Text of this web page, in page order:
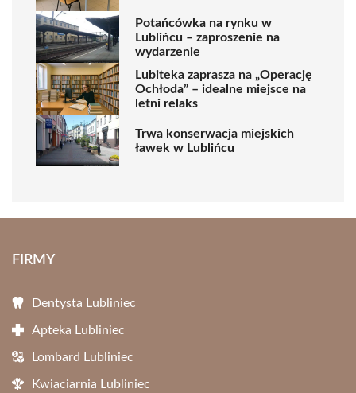
Potańcówka na rynku w
Lublińcu – zaproszenie na
wydarzenie
Lubiteka zaprasza na „Operację
Ochłoda” – idealne miejsce na
letni relaks
Trwa konserwacja miejskich
ławek w Lublińcu
FIRMY
Dentysta Lubliniec
Apteka Lubliniec
Lombard Lubliniec
Kwiaciarnia Lubliniec